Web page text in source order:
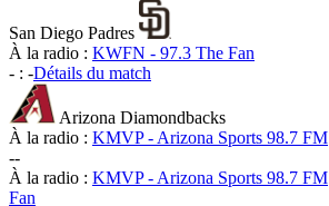
San Diego Padres
À la radio : KWFN - 97.3 The Fan
- : -Détails du match
Arizona Diamondbacks
À la radio : KMVP - Arizona Sports 98.7 FM
--
À la radio : KMVP - Arizona Sports 98.7 FM
Fan